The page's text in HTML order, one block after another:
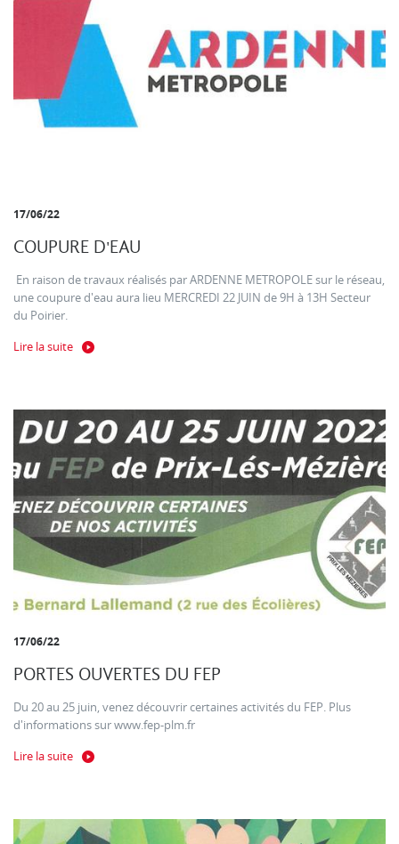
17/06/22
COUPURE D'EAU
En raison de travaux réalisés par ARDENNE METROPOLE sur le réseau,
une coupure d'eau aura lieu MERCREDI 22 JUIN de 9H à 13H Secteur
du Poirier.
Lire la suite
17/06/22
PORTES OUVERTES DU FEP
Du 20 au 25 juin, venez découvrir certaines activités du FEP. Plus
d'informations sur www.fep-plm.fr
Lire la suite